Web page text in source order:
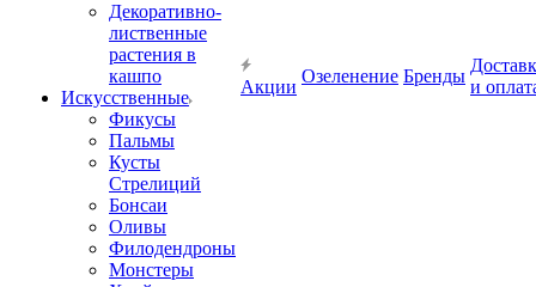
Декоративно-
лиственные
растения в
кашпо
Искусственные
Фикусы
Пальмы
Кусты
Стрелиций
Бонсаи
Оливы
Филодендроны
Монстеры
Акции
Озеленение Бренды
и